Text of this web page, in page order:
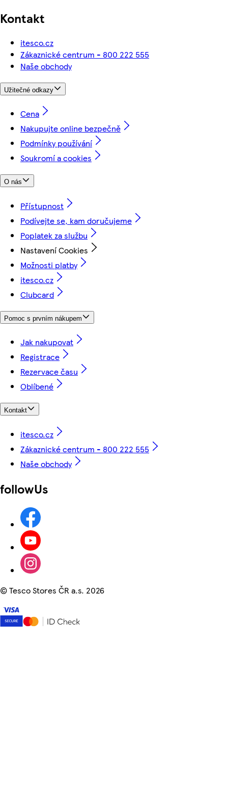
Kontakt
itesco.cz
Zákaznické centrum - 800 222 555
Naše obchody
Užitečné odkazy
Cena
Nakupujte online bezpečně
Podmínky používání
Soukromí a cookies
O nás
Přístupnost
Podívejte se, kam doručujeme
Poplatek za službu
Nastavení Cookies
Možnosti platby
itesco.cz
Clubcard
Pomoc s prvním nákupem
Jak nakupovat
Registrace
Rezervace času
Oblíbené
Kontakt
itesco.cz
Zákaznické centrum - 800 222 555
Naše obchody
followUs
©Tesco Stores ČR a.s. 2026